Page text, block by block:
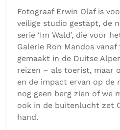
Fotograaf Erwin Olaf is
veilige studio gestapt, de
serie ‘Im Wald’, die voor
Galerie Ron Mandos vanaf